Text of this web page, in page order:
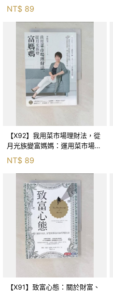
柴爾德
NT$ 89
【X92】我用菜市場理財法，從
月光族變富媽媽：運用菜市場大
媽都懂的常識法則，掌握投資竅
門，國文老師身家暴漲五千萬！
_李雅雯（十方）
NT$ 89
【X91】致富心態：關於財富、